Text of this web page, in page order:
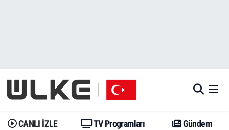
CANLI İZLE TV Programları Gündem
Gündem
Dünya
Gündem
Trend
İstanbul Namaz Vakitleri
Trafik Durumu